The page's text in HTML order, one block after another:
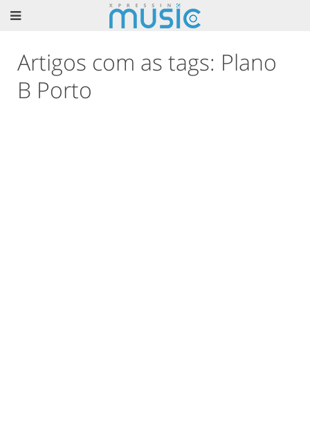
Artigos com as tags: Plano
B Porto